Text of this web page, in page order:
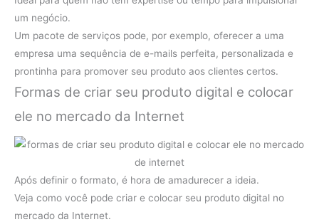
um negócio.
Um pacote de serviços pode, por exemplo, oferecer a uma
empresa uma sequência de e-mails perfeita, personalizada e
prontinha para promover seu produto aos clientes certos.
Formas de criar seu produto digital e colocar
ele no mercado da Internet
Após definir o formato, é hora de amadurecer a ideia.
Veja como você pode criar e colocar seu produto digital no
mercado da Internet.